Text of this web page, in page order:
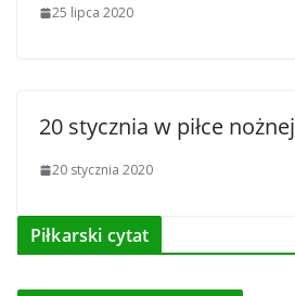
25 lipca 2020
20 stycznia w piłce nożnej
20 stycznia 2020
Piłkarski cytat